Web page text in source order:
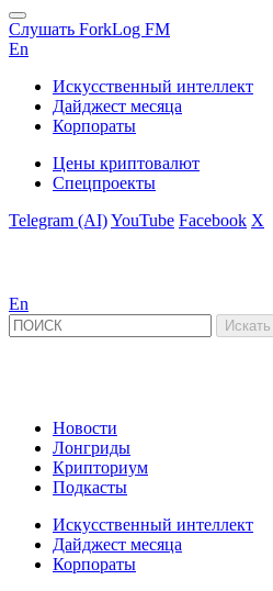
Слушать ForkLog FM
En
Искусственный интеллект
Дайджест месяца
Корпораты
Цены криптовалют
Спецпроекты
Telegram (AI)YouTube Facebook X
En
Новости
Лонгриды
Крипториум
Подкасты
Искусственный интеллект
Дайджест месяца
Корпораты